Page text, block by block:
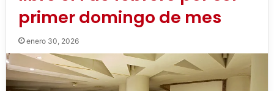
primer domingo de mes
enero 30, 2026